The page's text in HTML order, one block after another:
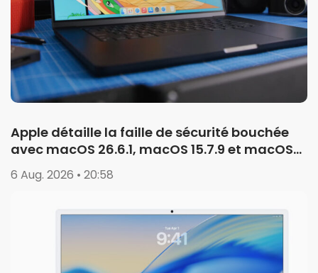
Apple détaille la faille de sécurité bouchée
avec macOS 26.6.1, macOS 15.7.9 et macOS
14.8.9
6 Aug. 2026 • 20:58